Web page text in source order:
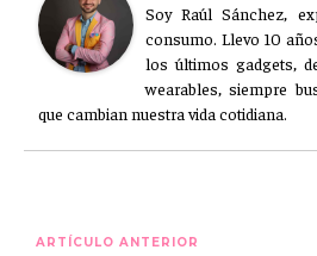
Soy Raúl Sánchez,
consumo. Llevo 10
los últimos gadgets,
wearables, siempre
que cambian nuestra vida cotidiana.
ARTÍCULO ANTERIOR